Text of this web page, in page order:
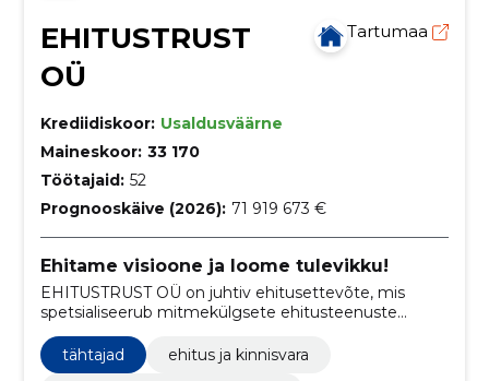
EHITUSTRUST
OÜ
Tartumaa
Krediidiskoor: Usaldusväärne
Maineskoor: 33 170
Töötajaid: 52
Prognooskäive (2026): 71 919 673 €
Ehitame visioone ja loome tulevikku!
EHITUSTRUST OÜ on juhtiv ehitusettevõte, mis
spetsialiseerub mitmekülgsete ehitusteenuste
pakkumisele alates tööstushoonetest ja avalikest
hoonetest kuni büroohoonete ning korterelamuteni.
tähtajad
ehitus ja kinnisvara